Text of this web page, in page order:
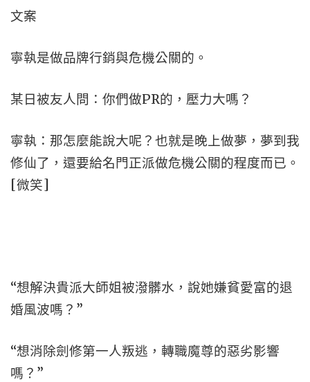
文案
寧執是做品牌行銷與危機公關的。
某日被友人問：你們做PR的，壓力大嗎？
寧執：那怎麼能說大呢？也就是晚上做夢，夢到我
修仙了，還要給名門正派做危機公關的程度而已。
[微笑]
“想解決貴派大師姐被潑髒水，說她嫌貧愛富的退
婚風波嗎？”
“想消除劍修第一人叛逃，轉職魔尊的惡劣影響
嗎？”